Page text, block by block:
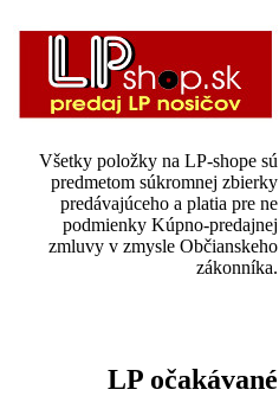
Všetky položky na LP-shope sú
predmetom súkromnej zbierky
predávajúceho a platia pre ne
podmienky Kúpno-predajnej
zmluvy v zmysle Občianskeho
zákonníka.
LP očakávané